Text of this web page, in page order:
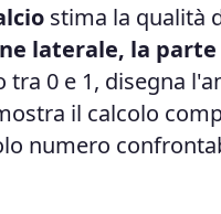
stima la qualità
laterale, la
tra 0 e 1, disegna
il calcolo
numero